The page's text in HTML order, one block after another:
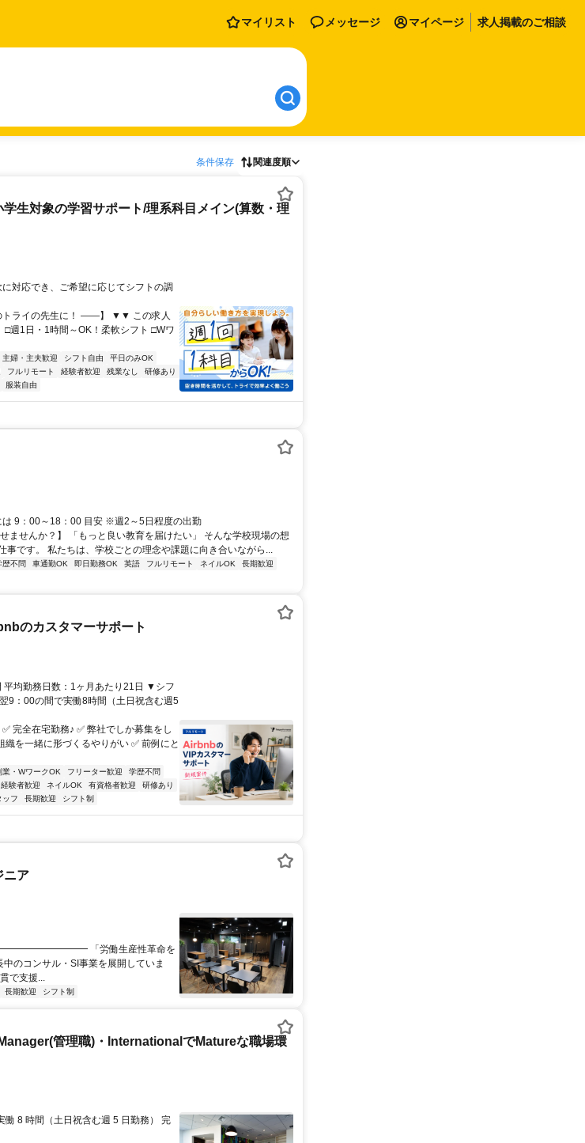
マイリスト メッセージ マイページ 求人掲載のご相談
条件保存 関連度順
学生対象の学習サポート/理系科目メイン(算数・理
対応でき、ご希望に応じてシフトの調
トライの先生に！ ――】 ▼▼ この求人
週1日・1時間～OK！柔軟シフト □Wワ
主婦・主夫歓迎 シフト自由
平日のみOK
フルリモート 経験者歓迎 残業なし
研修あり
服装自由
9：00～18：00 目安 ※週2～5日程度の出勤
ませんか？】 「もっと良い教育を届けたい」 そんな学校現場の想
事です。 私たちは、学校ごとの理念や課題に向き合いながら...
歴不問 車通勤OK 即日勤務OK 英語 フルリモート ネイルOK
長期歓迎
のカスタマーサポート
平均勤務日数：1ヶ月あたり21日 ▼シフ
9：00の間で実働8時間（土日祝含む週5
完全在宅勤務♪ ✅ 弊社でしか募集をし
を一緒に形づくるやりがい ✅ 前例にと
業・WワークOK フリーター歓迎
学歴不問
経験者歓迎 ネイルOK 有資格者歓迎
研修あり
ッフ 長期歓迎 シフト制
ニア
「労働生産性革命を
のコンサル・SI事業を展開していま
で支援...
長期歓迎 シフト制
管理職)・InternationalでMatureな職場環
8 時間（土日祝含む週 5 日勤務） 完